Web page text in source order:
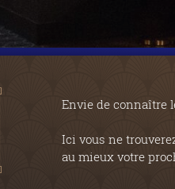
Envie de connaître
Ici vous ne
au mieux votre